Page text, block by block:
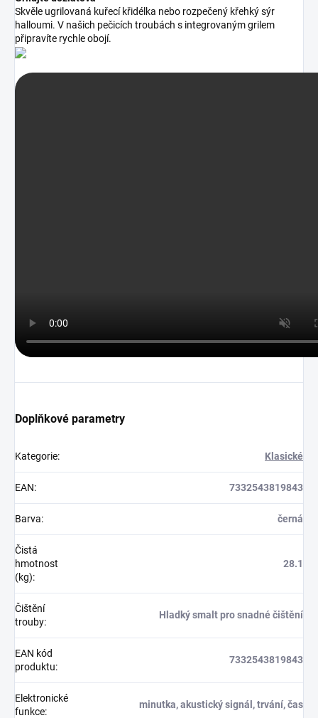
Skvěle ugrilovaná kuřecí křidélka nebo rozpečený křehký sýr
halloumi. V našich pečicích troubách s integrovaným grilem
připravíte rychle obojí.
Doplňkové parametry
Kategorie: Klasické
EAN: 7332543819843
Barva: černá
Čistá
hmotnost
(kg):
28.1
Čištění
trouby:
Hladký smalt pro snadné čištění
EAN kód
produktu:
7332543819843
Elektronické
funkce:
minutka, akustický signál, trvání, čas